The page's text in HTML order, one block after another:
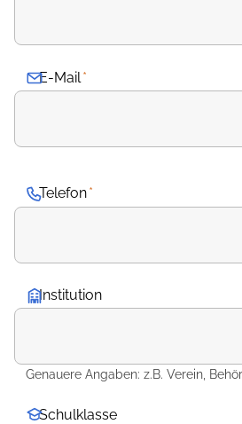
E-Mail *
Telefon*
Institution
Genauere Angaben: z.B. Verein,
Schulklasse